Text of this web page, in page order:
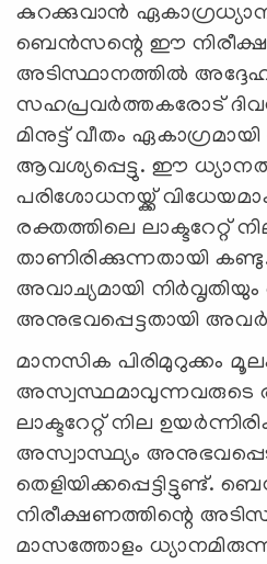
കുറക്കുവാന്‍
ബെന്‍സന്റെ ഈ
അടിസ്ഥാനത്തില്‍
സഹപ്രവര്‍ത്തകരോട്
മിനുട്ട് വീതം
ആവശ്യപ്പെട്ടു. ഈ
പരിശോധനയ്ക്ക്
രക്തത്തിലെ ലാക്ടറേറ്റ്
താണിരിക്കുന്നതായി
അവാച്യമായി
അനുഭവപ്പെട്ടതായി
മാനസിക പിരിമുറുക്കം
അസ്വസ്ഥമാവുന്നവരുടെ
ലാക്ടറേറ്റ് നില
അസ്വാസ്ഥ്യം
നിരീക്ഷണത്തിന്റെ
മാസത്തോളം